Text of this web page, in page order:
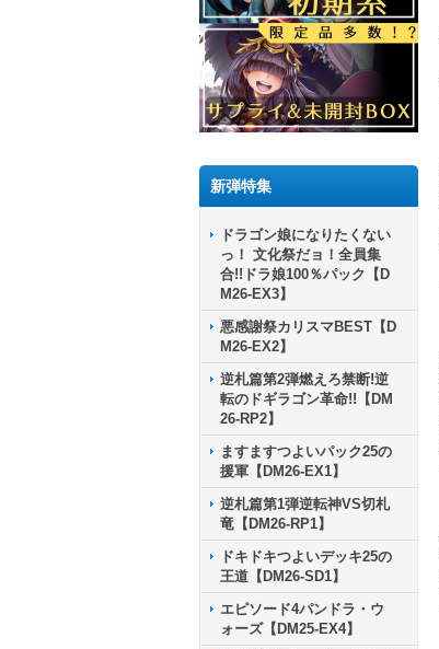
新弾特集
ドラゴン娘になりたくない
っ！ 文化祭だョ！全員集
合!!ドラ娘100％パック【D
M26-EX3】
悪感謝祭カリスマBEST【D
M26-EX2】
逆札篇第2弾燃えろ禁断!逆
転のドギラゴン革命!!【DM
26-RP2】
ますますつよいパック25の
援軍【DM26-EX1】
逆札篇第1弾逆転神VS切札
竜【DM26-RP1】
ドキドキつよいデッキ25の
王道【DM26-SD1】
エピソード4パンドラ・ウ
ォーズ【DM25-EX4】